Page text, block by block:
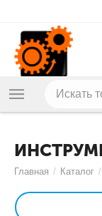
Главная / Каталог /